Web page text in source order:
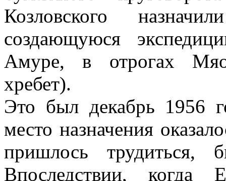
Козловского
создающуюся
Амуре, в отрогах
хребет).
Это был декабрь 1956
место назначения
пришлось трудиться,
Впоследствии, когда